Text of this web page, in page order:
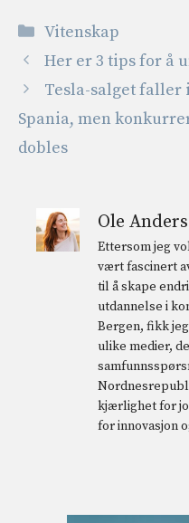
Kategorier
Vitenskap
Her er 3 tips for å
Tesla-salget faller
Spania, men
dobles
Ole
Ettersom jeg
vært fascinert
til å skape
utdannelse i
Bergen, fikk
ulike medier,
kjærlighet for
for innovasjon